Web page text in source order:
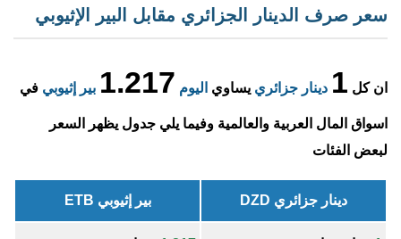
سعر صرف الدينار الجزائري مقابل البير الإثيوبي
ان كل 1 دينار جزائري يساوي اليوم 1.217 بير إثيوبي في
اسواق المال العربية والعالمية وفيما يلي جدول يظهر السعر
لبعض الفئات
دينار جزائري DZD بير إثيوبي ETB